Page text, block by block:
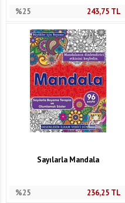
%25 243,75TL
Sayılarla Mandala
%25 236,25TL